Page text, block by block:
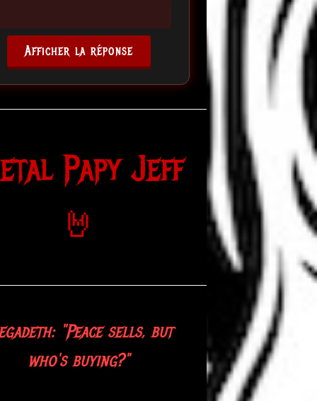
Afficher la réponse
Papy Jeff
🤘
"Peace sells, but
who's buying?"